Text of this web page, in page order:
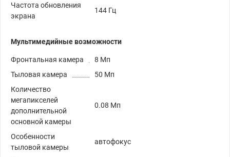
Частота обновления
экрана
144 Гц
Мультимедийные возможности
Фронтальная камера
8 Мп
Тыловая камера
50 Мп
Количество
мегапикселей
дополнительной
основной камеры
0.08 Мп
Особенности
тыловой камеры
автофокус